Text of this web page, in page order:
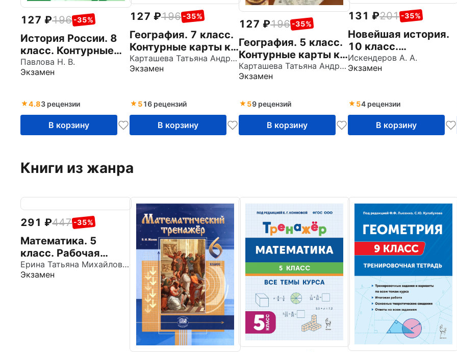
127 196 -35%
История России. 8
класс. Контурные
карты к учебнику
под ред. А. В.
Павлова Н. В.
Экзамен
4.83 рецензии
В корзину
127 196 -35%
География. 7 класс.
Контурные карты к
учебнику
Коринской,
Карташева Татьяна Андреевна
Экзамен
516 рецензий
В корзину
127 196 -35%
География. 5 класс.
Контурные карты к
учебнику Н.А.
Максимова, Т.П.
ФГОС
Карташева Татьяна Андреевна
Экзамен
59 рецензий
В корзину
131 201 -35%
Новейшая история.
10 класс.
Контурные карты к
учебнику О.С.
ФГОС
Искендеров А. А.
Экзамен
54 рецензии
В корзину
Книги из жанра
291 447 -35%
Математика. 5
класс. Рабочая
тетрадь к учебнику
Н. Я. Виленкина и др.
Ерина Татьяна Михайловна
Экзамен